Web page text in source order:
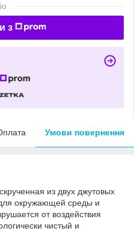
з
Умови повернення
из двух джутовых
окружающей среды и
от воздействия
чистый и